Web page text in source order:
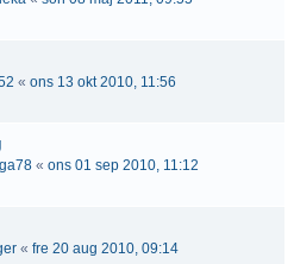
« ons 13 okt 2010, 11:56
« ons 01 sep 2010, 11:12
« fre 20 aug 2010, 09:14